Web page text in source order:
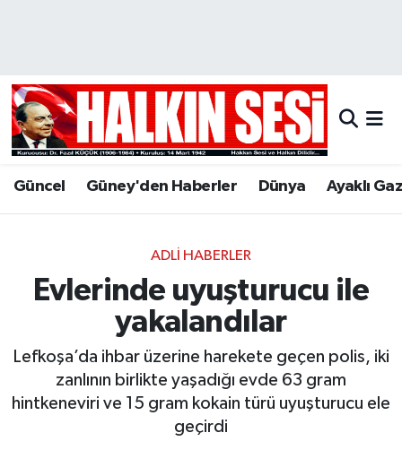
Güncel Güney'den Haberler Dünya Ayaklı
ADLI HABERLER
Evlerinde uyuşturucu ile
yakalandılar
Lefkoşa’da ihbar üzerine harekete geçen polis, iki
zanlının birlikte yaşadığı evde 63 gram
hintkeneviri ve 15 gram kokain türü uyuşturucu ele
geçirdi
Hava Durumu
Trafik Durumu
Tüm Manşetler
Son Dakika Haberleri
Haber Arşivi